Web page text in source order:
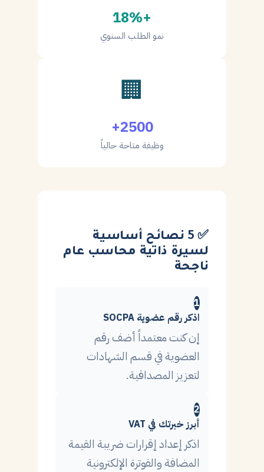
+18%
نمو الطلب السنوي
🏢
2500+
وظيفة متاحة حالياً
✅ 5 نصائح أساسية
لسيرة ذاتية محاسب عام
ناجحة
1
اذكر رقم عضوية SOCPA
إن كنت معتمداً أضف رقم
العضوية في قسم الشهادات
لتعزيز المصداقية.
2
أبرز خبرتك في VAT
اذكر إعداد إقرارات ضريبة القيمة
المضافة والفوترة الإلكترونية